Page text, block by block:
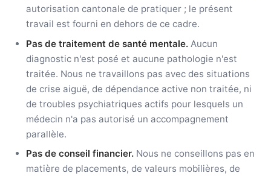
autorisation cantonale de pratiquer ; le présent
travail est fourni en dehors de ce cadre.
Pas de traitement de santé mentale. Aucun
diagnostic n'est posé et aucune pathologie n'est
traitée. Nous ne travaillons pas avec des situations
de crise aiguë, de dépendance active non traitée, ni
de troubles psychiatriques actifs pour lesquels un
médecin n'a pas autorisé un accompagnement
parallèle.
Pas de conseil financier. Nous ne conseillons pas en
matière de placements, de valeurs mobilières, de